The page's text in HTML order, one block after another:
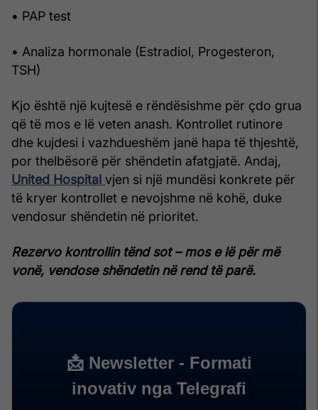
• PAP test
• Analiza hormonale (Estradiol, Progesteron,
TSH)
Kjo është një kujtesë e rëndësishme për çdo grua
që të mos e lë veten anash. Kontrollet rutinore
dhe kujdesi i vazhdueshëm janë hapa të thjeshtë,
por thelbësorë për shëndetin afatgjatë. Andaj,
United Hospital vjen si një mundësi konkrete për
të kryer kontrollet e nevojshme në kohë, duke
vendosur shëndetin në prioritet.
Rezervo kontrollin tënd sot – mos e lë për më
vonë, vendose shëndetin në rend të parë.